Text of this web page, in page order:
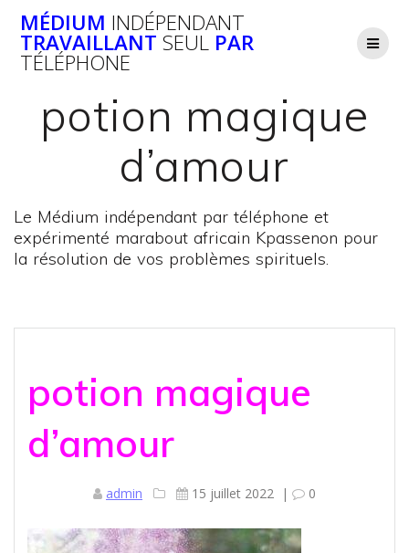
au
contenu
MÉDIUM INDÉPENDANT
TRAVAILLANT SEUL PAR
TÉLÉPHONE
potion magique
d’amour
Le Médium indépendant par téléphone et
expérimenté marabout africain Kpassenon pour
la résolution de vos problèmes spirituels.
potion magique
d’amour
admin 15 juillet 2022 | 0